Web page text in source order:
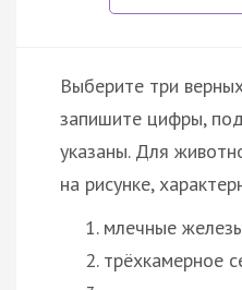
Выберите три
запишите цифры,
указаны. Для
на рисунке,
млечные
трёхкамерное